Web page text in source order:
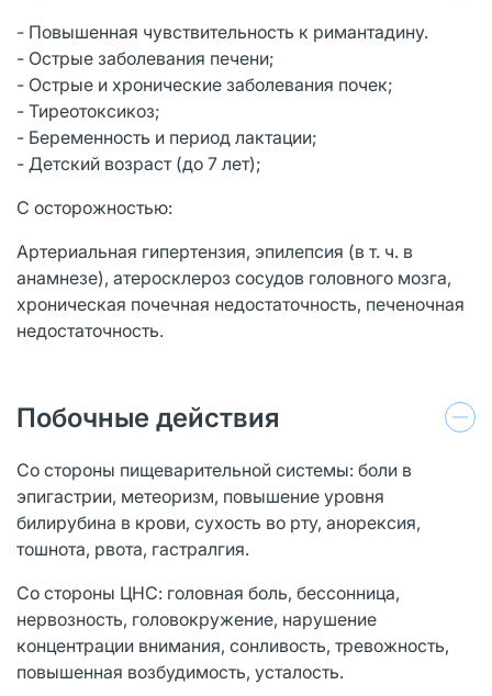
- Повышенная чувствительность к римантадину.
- Острые заболевания печени;
- Острые и хронические заболевания почек;
- Тиреотоксикоз;
- Беременность и период лактации;
- Детский возраст (до 7 лет);
С осторожностью:
Артериальная гипертензия, эпилепсия (в т. ч. в
анамнезе), атеросклероз сосудов головного мозга,
хроническая почечная недостаточность, печеночная
недостаточность.
Побочные действия
Со стороны пищеварительной системы: боли в
эпигастрии, метеоризм, повышение уровня
билирубина в крови, сухость во рту, анорексия,
тошнота, рвота, гастралгия.
Со стороны ЦНС: головная боль, бессонница,
нервозность, головокружение, нарушение
концентрации внимания, сонливость, тревожность,
повышенная возбудимость, усталость.